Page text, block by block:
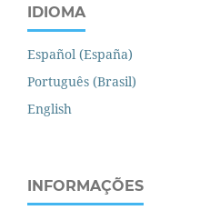
IDIOMA
Español (España)
Português (Brasil)
English
INFORMAÇÕES